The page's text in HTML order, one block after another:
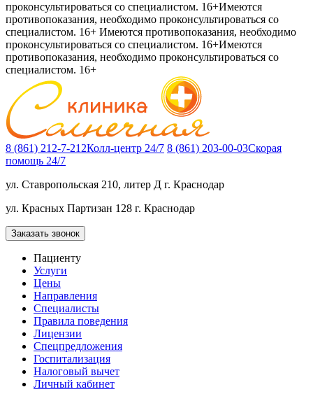
проконсультироваться со специалистом. 16+Имеются
противопоказания, необходимо проконсультироваться со
специалистом. 16+ Имеются противопоказания, необходимо
проконсультироваться со специалистом. 16+Имеются
противопоказания, необходимо проконсультироваться со
специалистом. 16+
8 (861) 212-7-212Колл-центр 24/7 8 (861) 203-00-03Скорая
помощь 24/7
ул. Ставропольская 210, литер Д г. Краснодар
ул. Красных Партизан 128 г. Краснодар
Заказать звонок
Пациенту
Услуги
Цены
Направления
Специалисты
Правила поведения
Лицензии
Спецпредложения
Госпитализация
Налоговый вычет
Личный кабинет